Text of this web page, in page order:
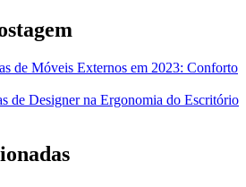
de Móveis Externos em 2023: Conforto
de Designer na Ergonomia do Escritório